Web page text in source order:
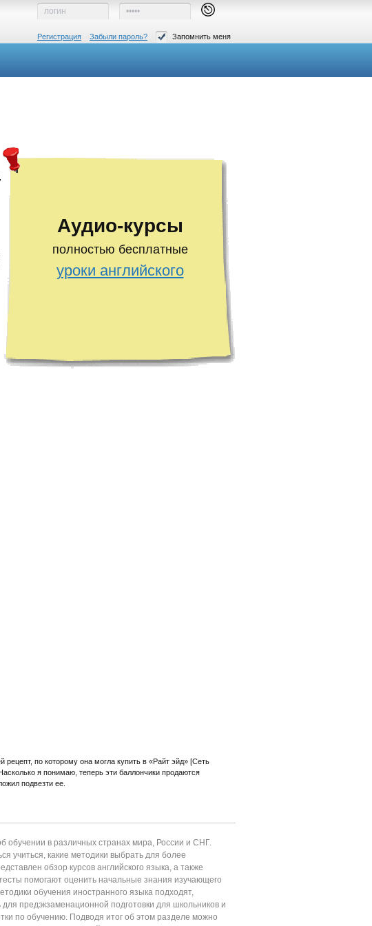
Регистрация Забыли пароль? Запомнить меня
Аудио-курсы
полностью бесплатные
уроки английского
по которому она могла купить в «Райт эйд» [Сеть
я понимаю, теперь эти баллончики продаются
подвезти ее.
в различных странах мира, России и СНГ.
учиться, какие методики выбрать для более
обзор курсов английского языка, а также
помогают оценить начальные знания изучающего
обучения иностранного языка подходят,
предэкзаменационной подготовки для школьников и
по обучению. Подводя итог об этом разделе можно